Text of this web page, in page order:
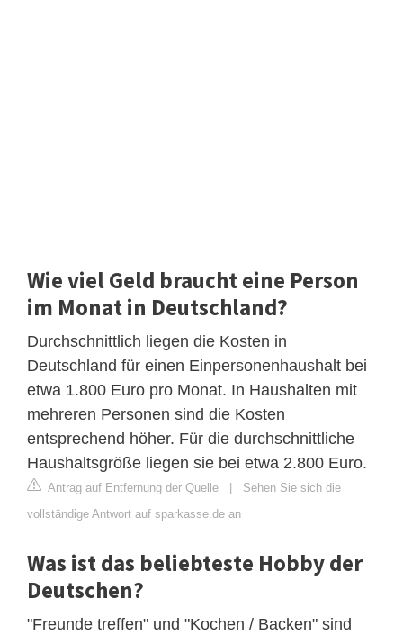
Wie viel Geld braucht eine Person
im Monat in Deutschland?
Durchschnittlich liegen die Kosten in
Deutschland für einen Einpersonenhaushalt bei
etwa 1.800 Euro pro Monat. In Haushalten mit
mehreren Personen sind die Kosten
entsprechend höher. Für die durchschnittliche
Haushaltsgröße liegen sie bei etwa 2.800 Euro.
Antrag auf Entfernung der Quelle | Sehen Sie sich die
vollständige Antwort auf sparkasse.de an
Was ist das beliebteste Hobby der
Deutschen?
"Freunde treffen" und "Kochen / Backen" sind